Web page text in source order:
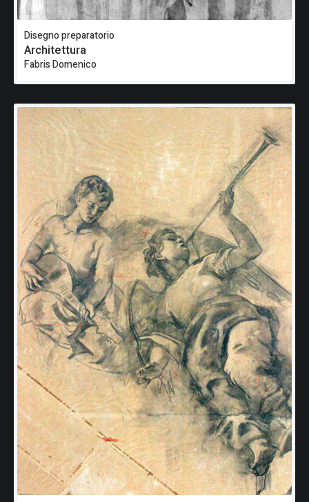
Disegno preparatorio
Architettura
Fabris Domenico